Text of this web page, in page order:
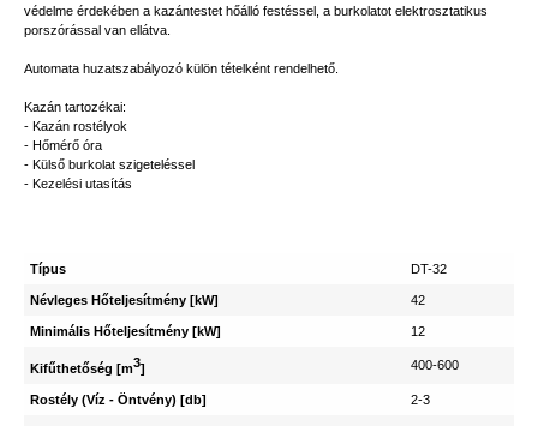
védelme érdekében a kazántestet hőálló festéssel, a burkolatot elektrosztatikus
porszórással van ellátva.
Automata huzatszabályozó külön tételként rendelhető.
Kazán tartozékai:
- Kazán rostélyok
- Hőmérő óra
- Külső burkolat szigeteléssel
- Kezelési utasítás
Típus DT-32
Névleges Hőteljesítmény [kW] 42
Minimális Hőteljesítmény [kW] 12
Kifűthetőség [m3] 400-600
Rostély (Víz - Öntvény) [db] 2-3